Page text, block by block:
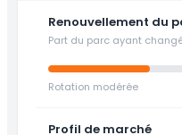
Renouvellement du
Part du parc ayant
Rotation modérée
Profil de marché